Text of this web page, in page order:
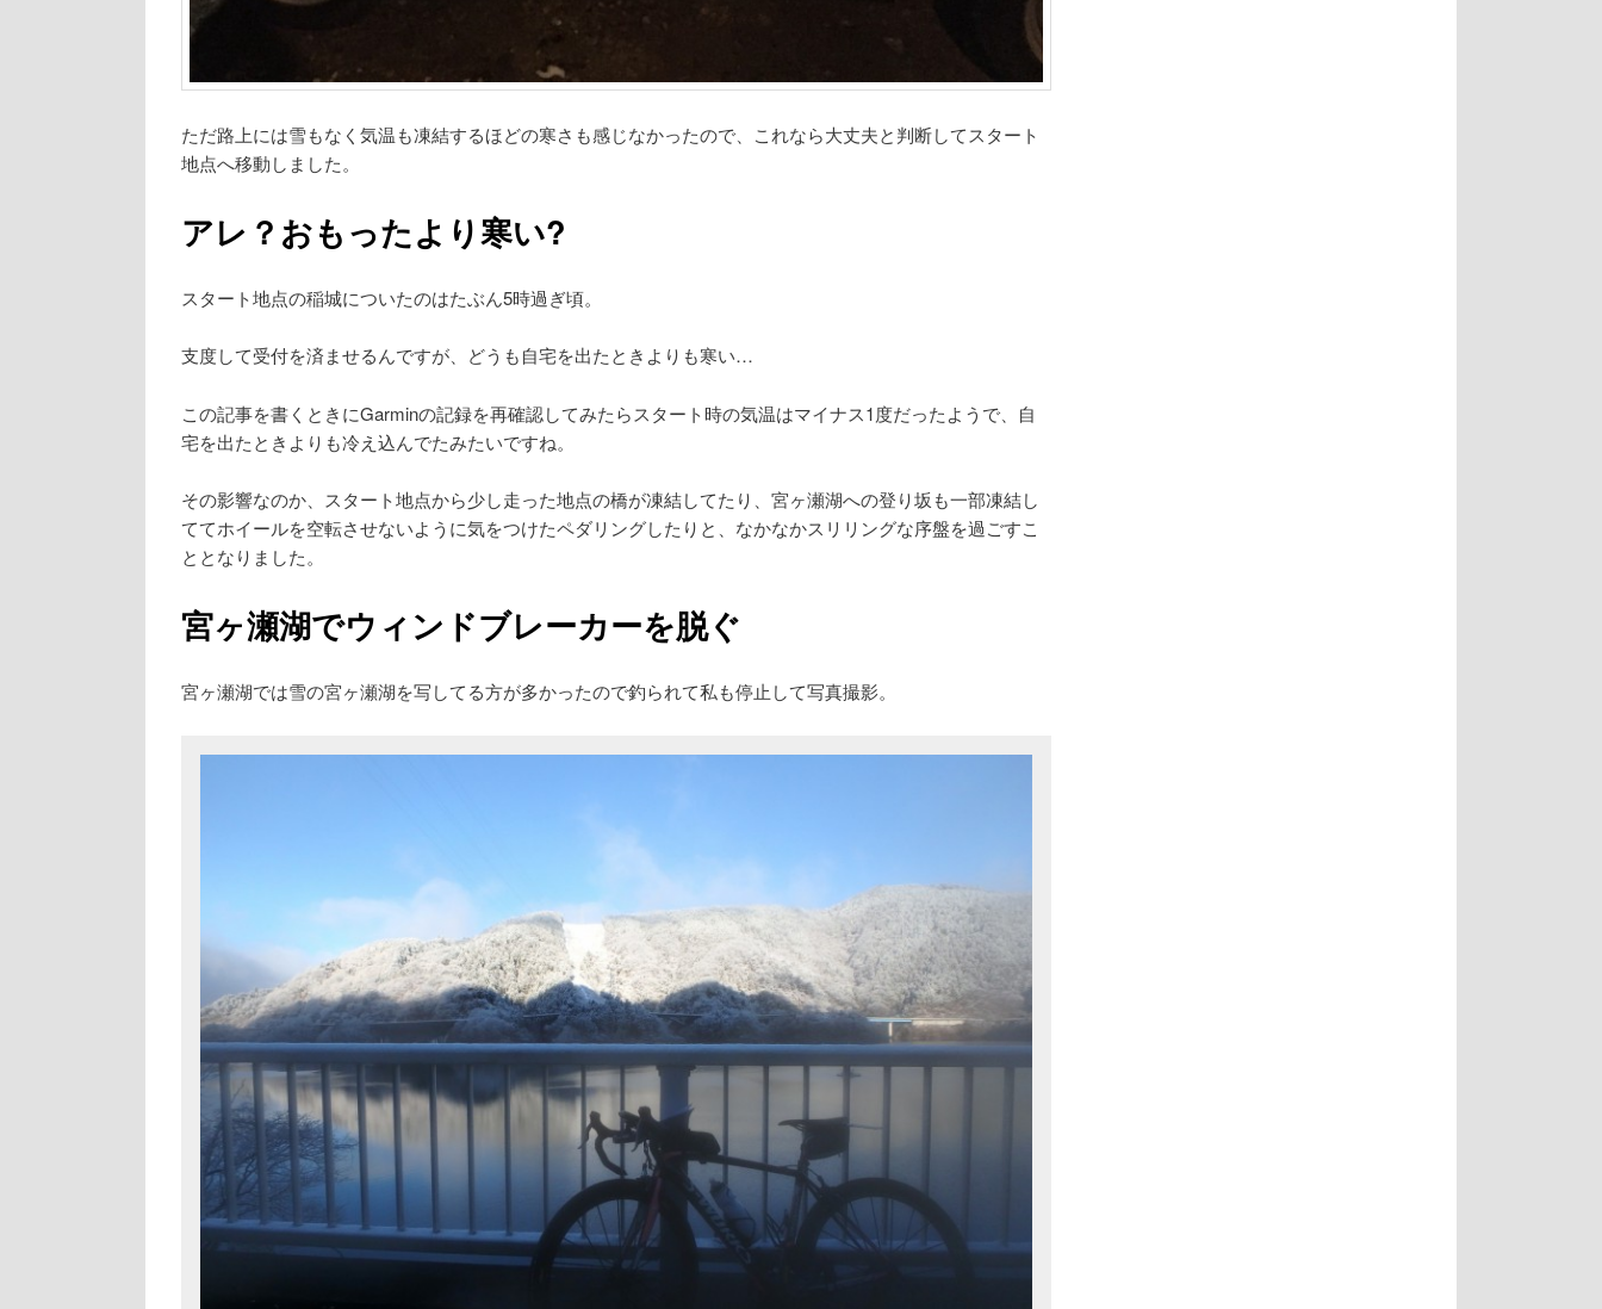
ただ路上には雪もなく気温も凍結するほどの寒さも感じなかったので、これなら大丈夫と判断してスタート
地点へ移動しました。
アレ？おもったより寒い?
スタート地点の稲城についたのはたぶん5時過ぎ頃。
支度して受付を済ませるんですが、どうも自宅を出たときよりも寒い…
この記事を書くときにGarminの記録を再確認してみたらスタート時の気温はマイナス1度だったようで、自
宅を出たときよりも冷え込んでたみたいですね。
その影響なのか、スタート地点から少し走った地点の橋が凍結してたり、宮ヶ瀬湖への登り坂も一部凍結し
ててホイールを空転させないように気をつけたペダリングしたりと、なかなかスリリングな序盤を過ごすこ
ととなりました。
宮ヶ瀬湖でウィンドブレーカーを脱ぐ
宮ヶ瀬湖では雪の宮ヶ瀬湖を写してる方が多かったので釣られて私も停止して写真撮影。